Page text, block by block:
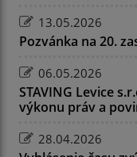
13.05.2026
Pozvánka na 20.
06.05.2026
STAVING Levice
výkonu práv a
28.04.2026